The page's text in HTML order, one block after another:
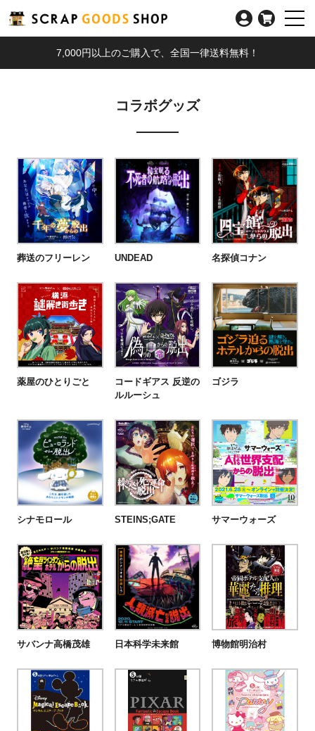
7,000円以上のご購入で、全国一律送料無料！
コラボグッズ
葬送のフリーレン UNDEAD 名探偵コナン
薬屋のひとりごと
コードギアス 反逆の
ルルーシュ
ゴジラ
シナモロール STEINS;GATE サマーウォーズ
サバンナ高橋茂雄 日本科学未来館 博物館明治村